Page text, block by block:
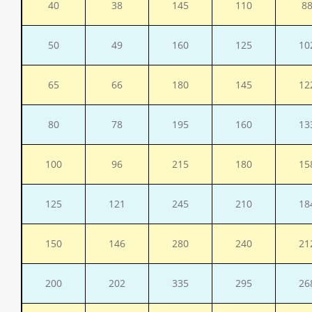
40 38 145 110 88
50 49 160 125
65 66 180 145
80 78 195 160
100 96 215 180
125 121 245 210
150 146 280 240
200 202 335 295